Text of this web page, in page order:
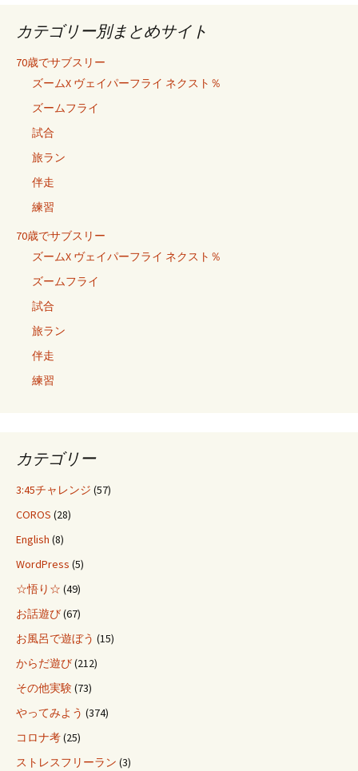
カテゴリー別まとめサイト
70歳でサブスリー
ズームX ヴェイパーフライ ネクスト％
ズームフライ
試合
旅ラン
伴走
練習
70歳でサブスリー
ズームX ヴェイパーフライ ネクスト％
ズームフライ
試合
旅ラン
伴走
練習
カテゴリー
3:45チャレンジ (57)
COROS (28)
English (8)
WordPress (5)
☆悟り☆ (49)
お話遊び(67)
お風呂で遊ぼう (15)
からだ遊び(212)
その他実験(73)
やってみよう (374)
コロナ考(25)
ストレスフリーラン (3)